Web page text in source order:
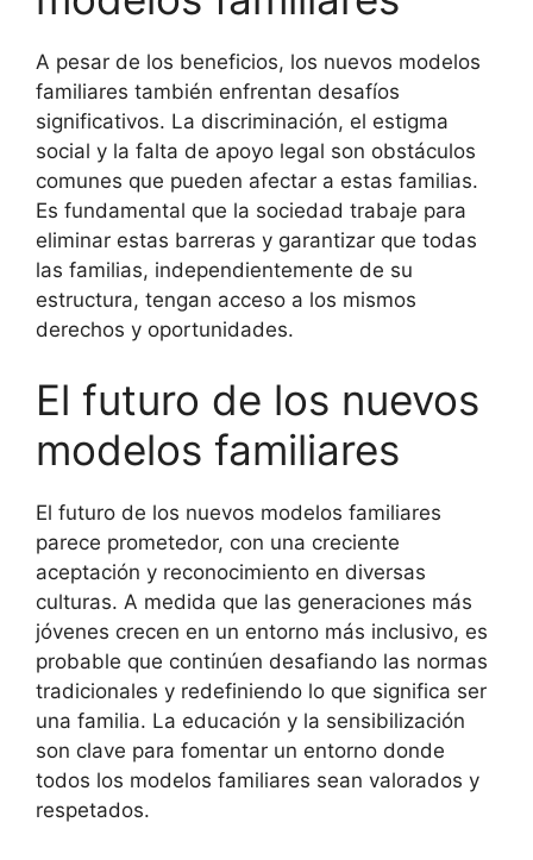
A pesar de los beneficios, los nuevos modelos
familiares también enfrentan desafíos
significativos. La discriminación, el estigma
social y la falta de apoyo legal son obstáculos
comunes que pueden afectar a estas familias.
Es fundamental que la sociedad trabaje para
eliminar estas barreras y garantizar que todas
las familias, independientemente de su
estructura, tengan acceso a los mismos
derechos y oportunidades.
El futuro de los nuevos
modelos familiares
El futuro de los nuevos modelos familiares
parece prometedor, con una creciente
aceptación y reconocimiento en diversas
culturas. A medida que las generaciones más
jóvenes crecen en un entorno más inclusivo, es
probable que continúen desafiando las normas
tradicionales y redefiniendo lo que significa ser
una familia. La educación y la sensibilización
son clave para fomentar un entorno donde
todos los modelos familiares sean valorados y
respetados.